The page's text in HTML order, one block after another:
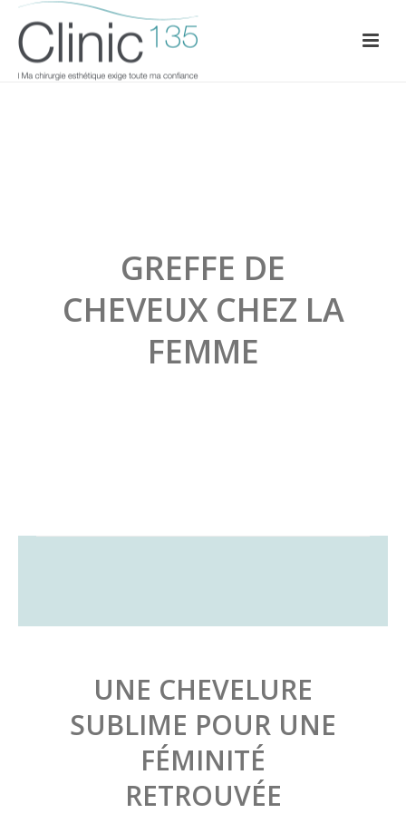
GREFFE DE
CHEVEUX CHEZ LA
FEMME
UNE CHEVELURE
SUBLIME POUR UNE
FÉMINITÉ
RETROUVÉE